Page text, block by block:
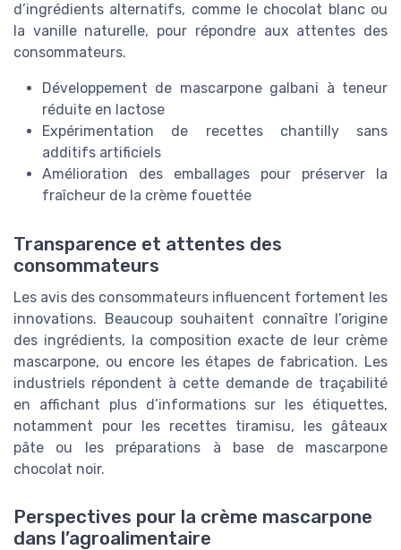
d’ingrédients alternatifs, comme le chocolat blanc ou
la vanille naturelle, pour répondre aux attentes des
consommateurs.
Développement de mascarpone galbani à teneur
réduite en lactose
Expérimentation de recettes chantilly sans
additifs artificiels
Amélioration des emballages pour préserver la
fraîcheur de la crème fouettée
Transparence et attentes des
consommateurs
Les avis des consommateurs influencent fortement les
innovations. Beaucoup souhaitent connaître l’origine
des ingrédients, la composition exacte de leur crème
mascarpone, ou encore les étapes de fabrication. Les
industriels répondent à cette demande de traçabilité
en affichant plus d’informations sur les étiquettes,
notamment pour les recettes tiramisu, les gâteaux
pâte ou les préparations à base de mascarpone
chocolat noir.
Perspectives pour la crème mascarpone
dans l’agroalimentaire